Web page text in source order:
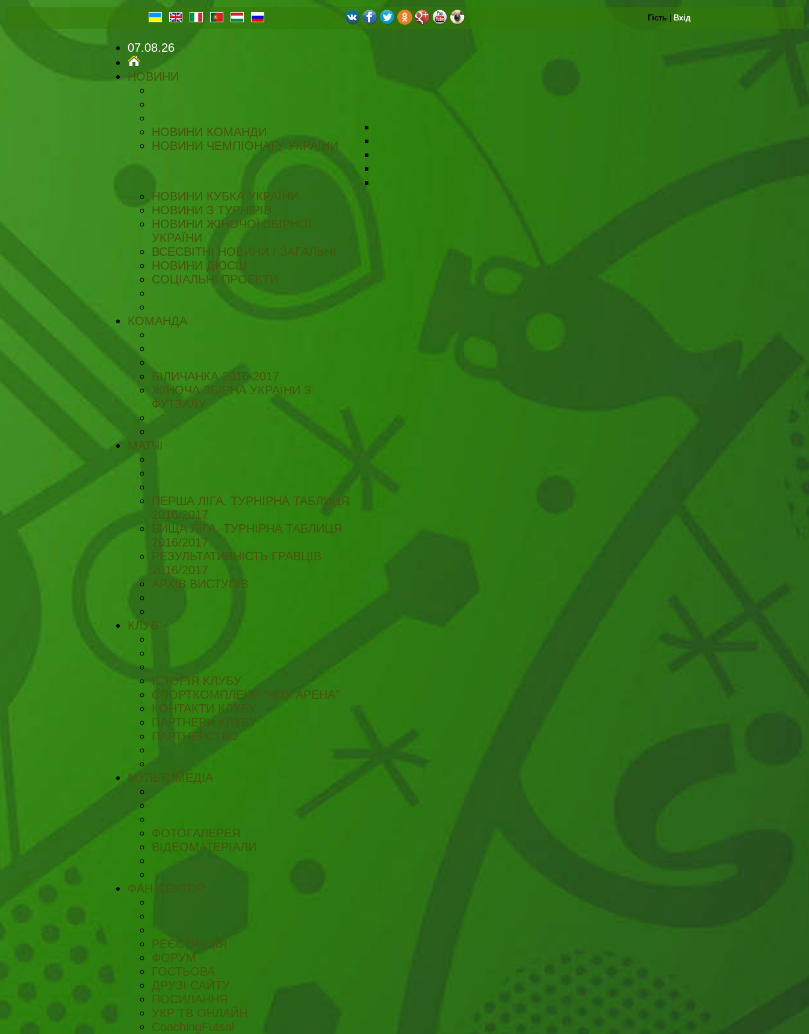
Гість Вхід
07.08.26
НОВИНИ
НОВИНИ КОМАНДИ
НОВИНИ ЧЕМПІОНАТУ УКРАЇНИ
НОВИНИ КУБКА УКРАЇНИ
НОВИНИ З ТУРНІРІВ
НОВИНИ ЖІНОЧОЇ ЗБІРНОЇ
УКРАЇНИ
ВСЕСВІТНІ НОВИНИ / ЗАГАЛЬНІ
НОВИНИ ДЮСШ
СОЦІАЛЬНІ ПРОЕКТИ
КОМАНДА
БІЛИЧАНКА 2016-2017
ЖІНОЧА ЗБІРНА УКРАЇНИ З
ФУТЗАЛУ
МАТЧІ
ПЕРША ЛІГА. ТУРНІРНА ТАБЛИЦЯ
2016/2017
ВИЩА ЛІГА. ТУРНІРНА ТАБЛИЦЯ
2016/2017
РЕЗУЛЬТАТИВНІСТЬ ГРАВЦІВ
2016/2017
АРХІВ ВИСТУПІВ
КЛУБ
ІСТОРІЯ КЛУБУ
СПОРТКОМПЛЕКС "НПУ АРЕНА"
КОНТАКТИ КЛУБУ
ПАРТНЕРИ КЛУБУ
ПАРТНЕРСТВО
МУЛЬТИМЕДІА
ФОТОГАЛЕРЕЯ
ВІДЕОМАТЕРІАЛИ
ФАН-СЕКТОР
РЕЄСТРАЦІЯ
ФОРУМ
ГОСТЬОВА
ДРУЗІ САЙТУ
ПОСИЛАННЯ
УКР ТВ ОНЛАЙН
CoachingFutsal